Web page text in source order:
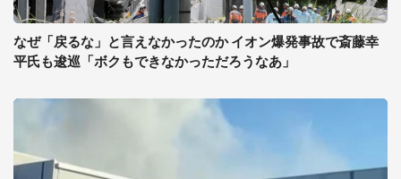
なぜ「戻るな」と言えなかったのか イオン爆発事故で斎藤幸
平氏も逡巡「ボクもできなかっただろうなあ」